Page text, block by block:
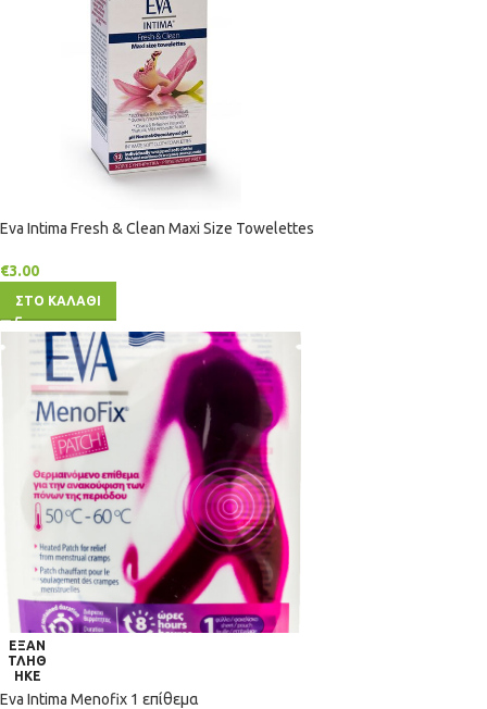
Eva Intima Fresh & Clean Maxi Size Towelettes
€3.00
ΣΤΟ ΚΑΛΑΘΙ
ΕΞΑΝ
ΤΛΗΘ
ΗΚΕ
Eva Intima Menofix 1 επίθεμα